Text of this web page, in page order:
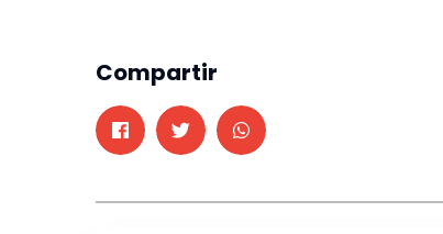
Compartir